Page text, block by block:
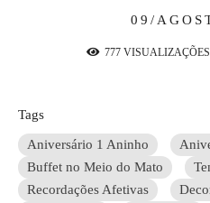
09/
777VISUALIZAÇÕES
Tags
Aniversário 1 Aninho
Buffet no Meio do Mato
Recordações Afetivas